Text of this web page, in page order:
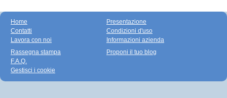
Home
Contatti
Lavora con noi
Presentazione
Condizioni d'uso
Informazioni azienda
Rassegna stampa
F.A.Q.
Gestisci i cookie
Proponi il tuo blog